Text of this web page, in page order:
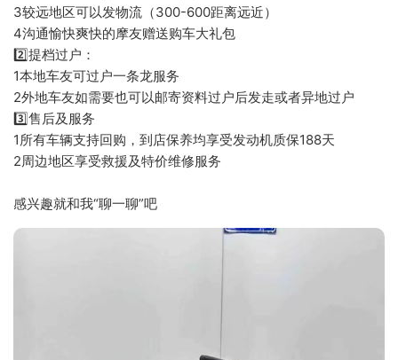
3较远地区可以发物流（300-600距离远近）
4沟通愉快爽快的摩友赠送购车大礼包
2️⃣提档过户：
1本地车友可过户一条龙服务
2外地车友如需要也可以邮寄资料过户后发走或者异地过户
3️⃣售后及服务
1所有车辆支持回购，到店保养均享受发动机质保188天
2周边地区享受救援及特价维修服务
感兴趣就和我“聊一聊”吧